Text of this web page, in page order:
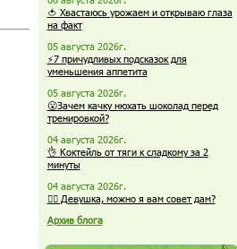
🍅 Хвастаюсь урожаем и открываю глаза
на факт
05 августа 2026г.
⚡7 причудливых подсказок для
уменьшения аппетита
05 августа 2026г.
😮Зачем качку нюхать шоколад перед
тренировкой?
04 августа 2026г.
👌 Коктейль от тяги к сладкому за 2
минуты
04 августа 2026г.
🏋️‍♀️ Девушка, можно я вам совет дам?
Архив блога